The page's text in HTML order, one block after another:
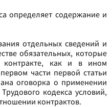
определяет содержание и
отдельных сведений и
обязательных, которые
как и в ином
части первой статьи
оговорка о применении
кодекса условий,
контрактов.